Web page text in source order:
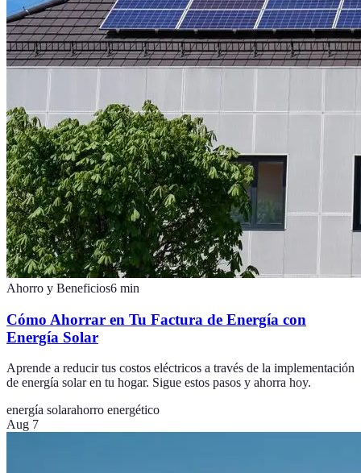
Ahorro y Beneficios6 min
Cómo Ahorrar en Tu Factura de Energía con
Energía Solar
Aprende a reducir tus costos eléctricos a través de la implementación
de energía solar en tu hogar. Sigue estos pasos y ahorra hoy.
energía solarahorro energético
Aug 7